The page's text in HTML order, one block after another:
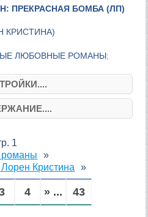
ПРЕКРАСНАЯ БОМБА (ЛП)
КРИСТИНА)
ЛЮБОВНЫЕ РОМАНЫ;
Кристина
1
4 » ... 43